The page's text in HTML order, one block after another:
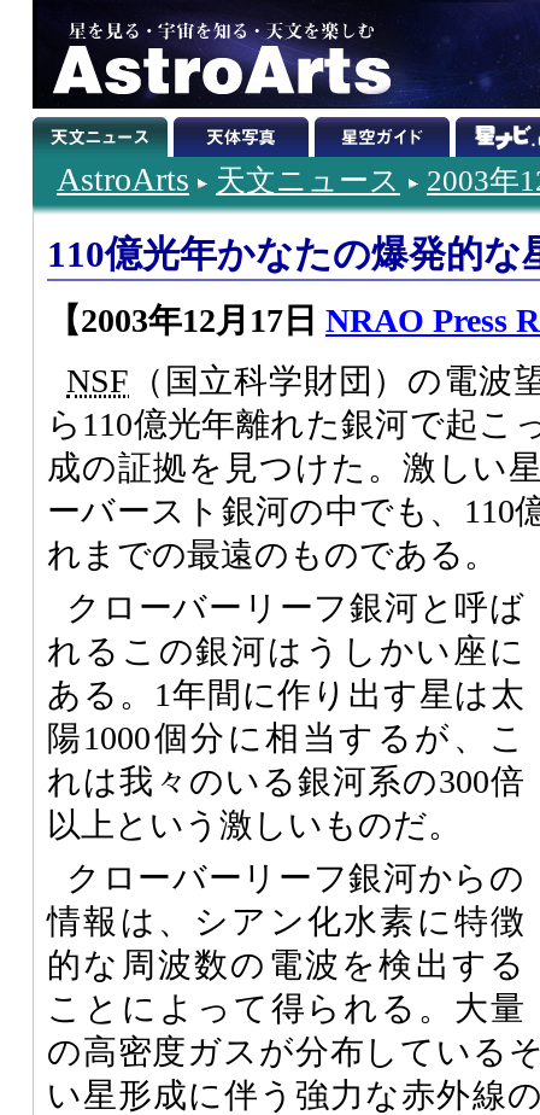
AstroArts 天文ニュース 2003年
110億光年かなたの爆発的な
【2003年12月17日 NRAO Press
NSF （国立科学財団）の電波
ら110億光年離れた銀河で起こ
成の証拠を見つけた。激しい
ーバースト銀河の中でも、110
れまでの最遠のものである。
クローバーリーフ銀河と呼ば
れるこの銀河はうしかい座に
ある。1年間に作り出す星は太
陽1000個分に相当するが、こ
れは我々のいる銀河系の300倍
以上という激しいものだ。
クローバーリーフ銀河からの
情報は、シアン化水素に特徴
的な周波数の電波を検出する
ことによって得られる。大量
の高密度ガスが分布している
い星形成に伴う強力な赤外線